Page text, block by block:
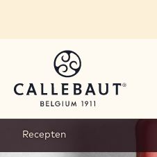
Recepten